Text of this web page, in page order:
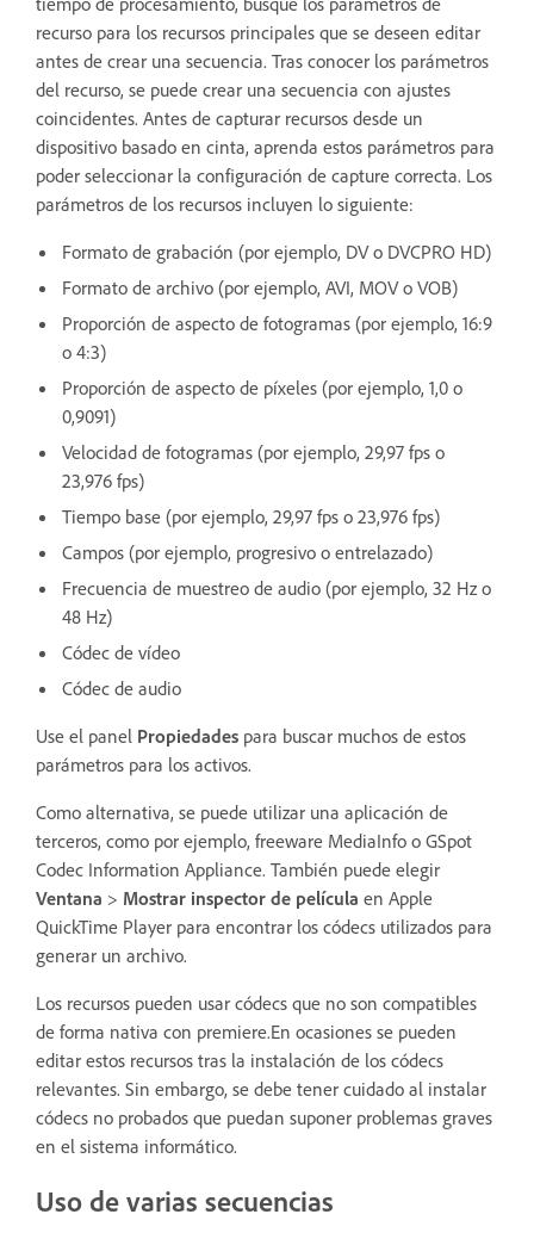
recurso para los recursos principales que se deseen editar
antes de crear una secuencia. Tras conocer los parámetros
del recurso, se puede crear una secuencia con ajustes
coincidentes. Antes de capturar recursos desde un
dispositivo basado en cinta, aprenda estos parámetros para
poder seleccionar la configuración de capture correcta. Los
parámetros de los recursos incluyen lo siguiente:
Formato de grabación (por ejemplo, DV o DVCPRO HD)
Formato de archivo (por ejemplo, AVI, MOV o VOB)
Proporción de aspecto de fotogramas (por ejemplo, 16:9
o 4:3)
Proporción de aspecto de píxeles (por ejemplo, 1,0 o
0,9091)
Velocidad de fotogramas (por ejemplo, 29,97 fps o
23,976 fps)
Tiempo base (por ejemplo, 29,97 fps o 23,976 fps)
Campos (por ejemplo, progresivo o entrelazado)
Frecuencia de muestreo de audio (por ejemplo, 32 Hz o
48 Hz)
Códec de vídeo
Códec de audio
Use el panel Propiedades para buscar muchos de estos
parámetros para los activos.
Como alternativa, se puede utilizar una aplicación de
terceros, como por ejemplo, freeware MediaInfo o GSpot
Codec Information Appliance. También puede elegir
Ventana > Mostrar inspector de película en Apple
QuickTime Player para encontrar los códecs utilizados para
generar un archivo.
Los recursos pueden usar códecs que no son compatibles
de forma nativa con premiere.En ocasiones se pueden
editar estos recursos tras la instalación de los códecs
relevantes. Sin embargo, se debe tener cuidado al instalar
códecs no probados que puedan suponer problemas graves
en el sistema informático.
Uso de varias secuencias